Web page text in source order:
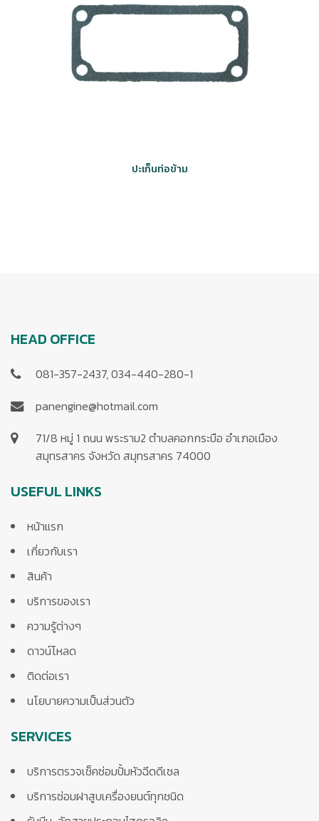
ปะเก็นท่อข้าม
HEAD OFFICE
081-357-2437, 034-440-280-1
panengine@hotmail.com
71/8 หมู่ 1 ถนน พระราม2 ตำบลคอกกระบือ อำเภอเมือง
สมุทรสาคร จังหวัด สมุทรสาคร 74000
USEFUL LINKS
หน้าแรก
เกี่ยวกับเรา
สินค้า
บริการของเรา
ความรู้ต่างๆ
ดาวน์โหลด
ติดต่อเรา
นโยบายความเป็นส่วนตัว
SERVICES
บริการตรวจเช็คซ่อมปั้มหัวฉีดดีเซล
บริการซ่อมฝาสูบเครื่องยนต์ทุกชนิด